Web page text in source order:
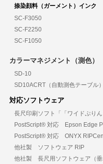
捺染顔料（ガーメント）インク
SC-F3050
SC-F2250
SC-F1050
カラーマネジメント（測色）
SD-10
SD10ACRT（自動測色テーブル）
対応ソフトウェア
長尺印刷ソフト「「ワイドぷり
PostScript® 対応 Epson Edge
PostScript® 対応 ONYX
他社製 ソフトウェア RIP
他社製 長尺用ソフトウェア（垂